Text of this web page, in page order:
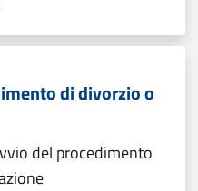
di divorzio o
del procedimento